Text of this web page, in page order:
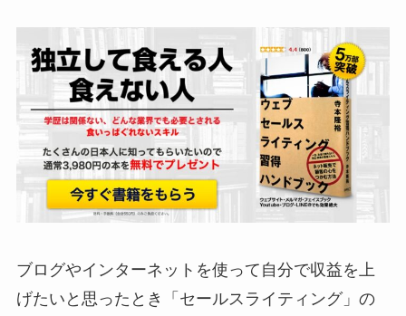
ブログやインターネットを使って自分で収益を上
げたいと思ったとき「セールスライティング」の